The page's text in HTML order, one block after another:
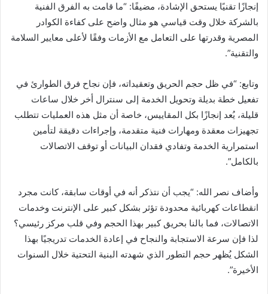
إنجازًا تقنيًا يستحق الإشادة، مضيفًا: “ما قامت به الفرق الفنية
بالشركة خلال وقت قياسي هو مثال واضح على كفاءة الكوادر
المصرية وقدرتها على التعامل مع الأزمات وفقًا لأعلى معايير السلامة
والتقنية”.
وتابع: “في ظل حجم الحريق وتعقيداته، فإن نجاح فرق الطوارئ في
تفعيل خطة بديلة وتحويل الخدمة إلى سنترال أخر خلال ساعات
قليلة، يُعد إنجازًا بكل المقاييس، خاصة أن مثل هذه العمليات تتطلب
تجهيزات معقدة ومهارات فنية متقدمة، وإجراءات دقيقة لتأمين
استمرارية الخدمة وتفادي فقدان البيانات أو توقف الاتصالات
بالكامل”.
وأضاف نصر الله: “يجب أن نتذكر أنه في أوقات سابقة، كانت مجرد
انقطاعات كهربائية محدودة تؤثر بشكل كبير على الإنترنت وخدمات
الاتصالات، فما بالنا بحريق كبير بهذا الحجم وفي قلب مركز رئيسي؟
لذا فإن سرعة الاستجابة والنجاح في إعادة الخدمات تدريجيًا بهذا
الشكل يُظهر حجم التطور الذي شهدته البنية التحتية خلال السنوات
الأخيرة”.